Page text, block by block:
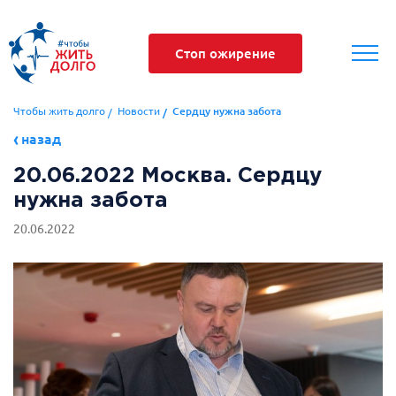
Стоп ожирение
Чтобы жить долго Новости Сердцу нужна забота
назад
20.06.2022 Москва. Сердцу
нужна забота
20.06.2022